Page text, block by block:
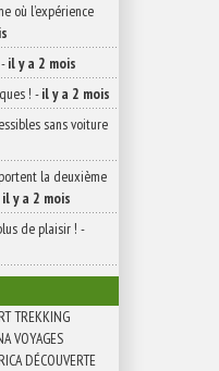
où l’expérience
-il y a 2 mois
! -il y a 2 mois
sans voiture
la deuxième
il y a 2 mois
de plaisir ! -
TREKKING
VOYAGES
DÉCOUVERTE